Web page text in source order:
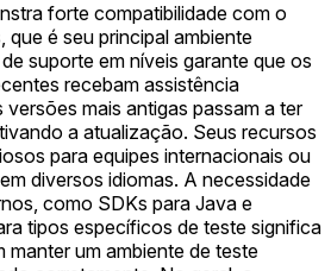
forte compatibilidade com o
é seu principal ambiente
suporte em níveis garante que os
recebam assistência
mais antigas passam a ter
a atualização. Seus recursos
para equipes internacionais ou
diversos idiomas. A necessidade
como SDKs para Java e
tipos específicos de teste significa
manter um ambiente de teste